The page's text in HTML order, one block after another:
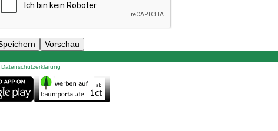
Datenschutzerklärung